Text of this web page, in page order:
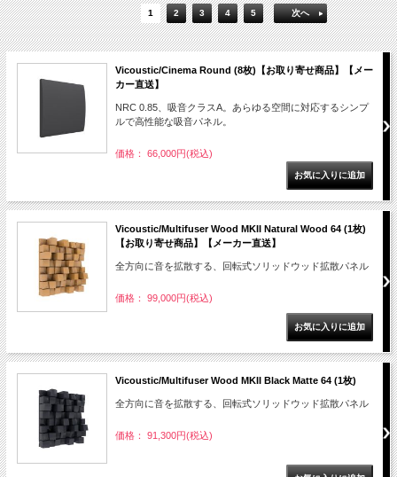
1 2 3 4 5 次へ
Vicoustic/Cinema Round (8枚)【お取り寄せ商品】【メー
カー直送】
NRC 0.85、吸音クラスA。あらゆる空間に対応するシンプ
ルで高性能な吸音パネル。
価格： 66,000円(税込)
Vicoustic/Multifuser Wood MKII Natural Wood 64 (1枚)
【お取り寄せ商品】【メーカー直送】
全方向に音を拡散する、回転式ソリッドウッド拡散パネル
価格： 99,000円(税込)
Vicoustic/Multifuser Wood MKII Black Matte 64 (1枚)
全方向に音を拡散する、回転式ソリッドウッド拡散パネル
価格： 91,300円(税込)